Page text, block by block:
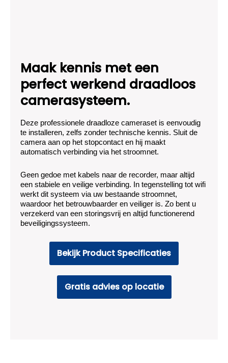
Maak kennis met een
perfect werkend draadloos
camerasysteem.
Deze professionele draadloze cameraset is eenvoudig
te installeren, zelfs zonder technische kennis. Sluit de
camera aan op het stopcontact en hij maakt
automatisch verbinding via het stroomnet.
Geen gedoe met kabels naar de recorder, maar altijd
een stabiele en veilige verbinding. In tegenstelling tot wifi
werkt dit systeem via uw bestaande stroomnet,
waardoor het betrouwbaarder en veiliger is. Zo bent u
verzekerd van een storingsvrij en altijd functionerend
beveiligingssysteem.
Bekijk Product Specificaties
Gratis advies op locatie